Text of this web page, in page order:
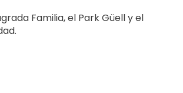
Familia, el Park Güell y el